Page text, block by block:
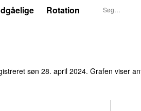
Rotation
søn 28. april 2024. Grafen viser